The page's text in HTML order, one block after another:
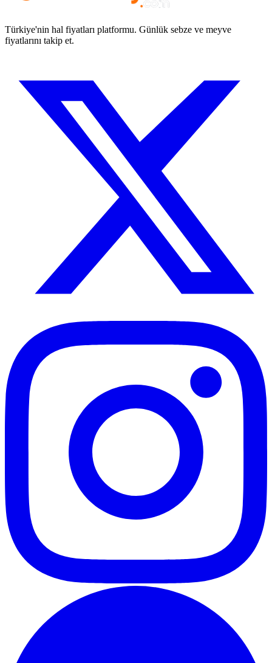
Türkiye'nin hal fiyatları platformu. Günlük sebze ve meyve
fiyatlarını takip et.